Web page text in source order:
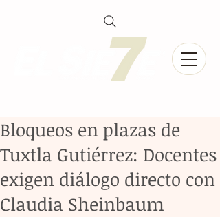
Bloqueos en plazas de
Tuxtla Gutiérrez: Docentes
exigen diálogo directo con
Claudia Sheinbaum